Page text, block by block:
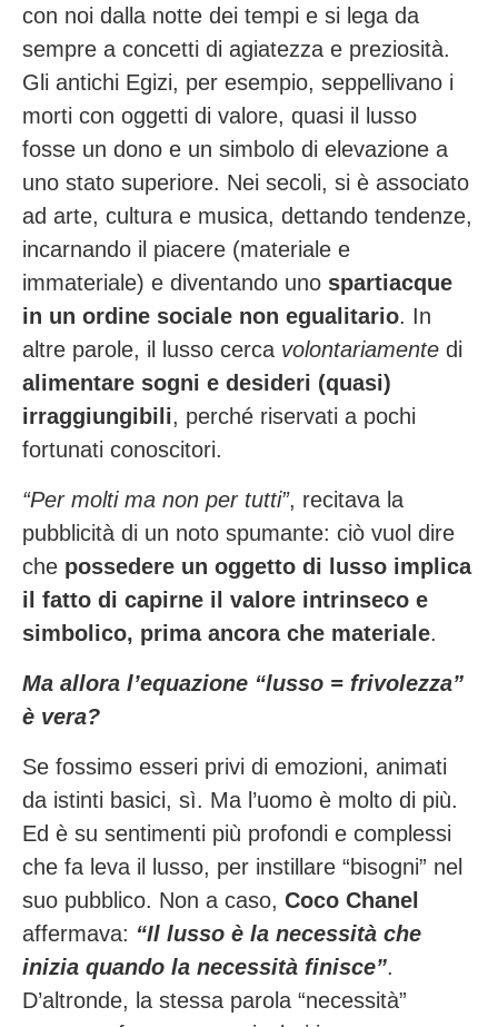
con noi dalla notte dei tempi e si lega da
sempre a concetti di agiatezza e preziosità.
Gli antichi Egizi, per esempio, seppellivano i
morti con oggetti di valore, quasi il lusso
fosse un dono e un simbolo di elevazione a
uno stato superiore. Nei secoli, si è associato
ad arte, cultura e musica, dettando tendenze,
incarnando il piacere (materiale e
immateriale) e diventando uno spartiacque
in un ordine sociale non egualitario. In
altre parole, il lusso cerca volontariamente di
alimentare sogni e desideri (quasi)
irraggiungibili, perché riservati a pochi
fortunati conoscitori.
“Per molti ma non per tutti”, recitava la
pubblicità di un noto spumante: ciò vuol dire
che possedere un oggetto di lusso implica
il fatto di capirne il valore intrinseco e
simbolico, prima ancora che materiale.
Ma allora l’equazione “lusso = frivolezza”
è vera?
Se fossimo esseri privi di emozioni, animati
da istinti basici, sì. Ma l’uomo è molto di più.
Ed è su sentimenti più profondi e complessi
che fa leva il lusso, per instillare “bisogni” nel
suo pubblico. Non a caso, Coco Chanel
affermava: “Il lusso è la necessità che
inizia quando la necessità finisce”.
D’altronde, la stessa parola “necessità”